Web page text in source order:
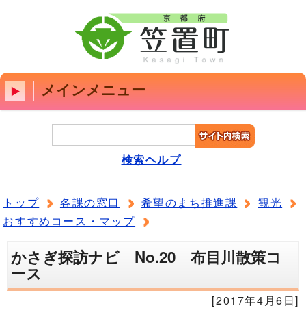
メインメニュー
検索ヘルプ
トップ 各課の窓口 希望のまち推進課
観光
おすすめコース・マップ
かさぎ探訪ナビ No.20 布目川散策コ
ース
[2017年4月6日]